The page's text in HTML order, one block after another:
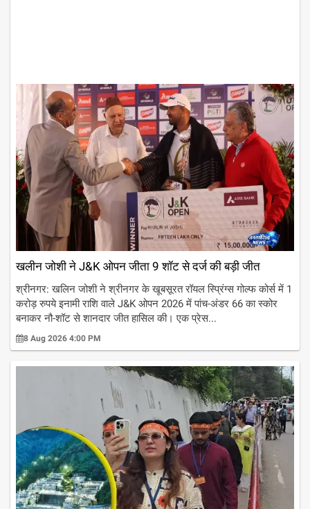
खलीन जोशी ने J&K ओपन जीता 9 शॉट से दर्ज की बड़ी जीत
श्रीनगर: खलिन जोशी ने श्रीनगर के खूबसूरत रॉयल स्प्रिंग्स गोल्फ कोर्स में 1
करोड़ रुपये इनामी राशि वाले J&K ओपन 2026 में पांच-अंडर 66 का स्कोर
बनाकर नौ-शॉट से शानदार जीत हासिल की। एक प्रेस...
8 Aug 2026 4:00 PM